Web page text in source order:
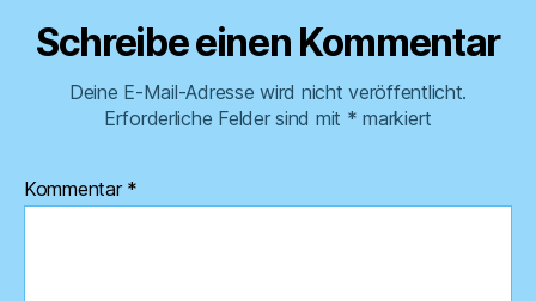
Schreibe einen Kommentar
Deine E-Mail-Adresse wird nicht veröffentlicht.
Erforderliche Felder sind mit * markiert
Kommentar *